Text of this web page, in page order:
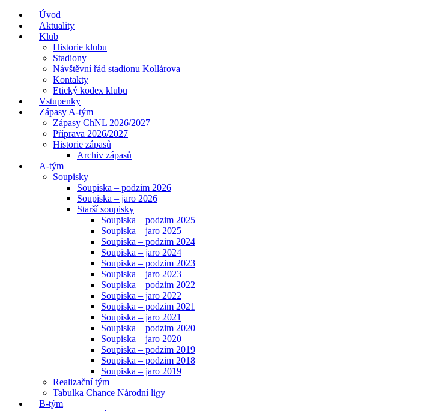
Úvod
Aktuality
Klub
Historie klubu
Stadiony
Návštěvní řád stadionu Kollárova
Kontakty
Etický kodex klubu
Vstupenky
Zápasy A-tým
Zápasy ChNL 2026/2027
Příprava 2026/2027
Historie zápasů
Archiv zápasů
A-tým
Soupisky
Soupiska – podzim 2026
Soupiska – jaro 2026
Starší soupisky
Soupiska – podzim 2025
Soupiska – jaro 2025
Soupiska – podzim 2024
Soupiska – jaro 2024
Soupiska – podzim 2023
Soupiska – jaro 2023
Soupiska – podzim 2022
Soupiska – jaro 2022
Soupiska – podzim 2021
Soupiska – jaro 2021
Soupiska – podzim 2020
Soupiska – jaro 2020
Soupiska – podzim 2019
Soupiska – podzim 2018
Soupiska – jaro 2019
Realizační tým
Tabulka Chance Národní ligy
B-tým